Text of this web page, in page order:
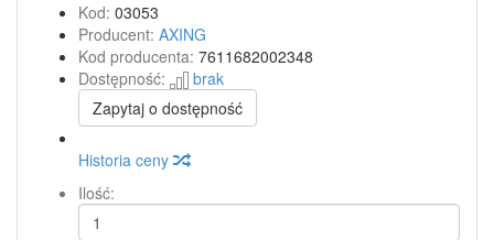
Kod: 03053
Producent: AXING
Kod producenta: 7611682002348
Dostępność:
brak
Zapytaj o dostępność
Historia ceny
Ilość: